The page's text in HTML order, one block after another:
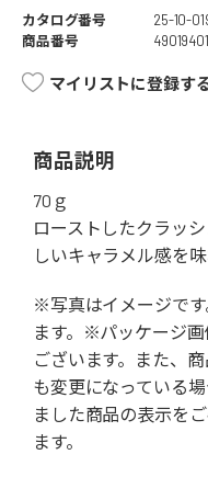
カタログ番号
25-10-
商品番号
マイリストに登録す
商品説明
70ｇ
ローストしたクラッ
しいキャラメル感を味
※写真はイメージで
ます。※パッケージ
ございます。また、
も変更になっている
ました商品の表示を
ます。